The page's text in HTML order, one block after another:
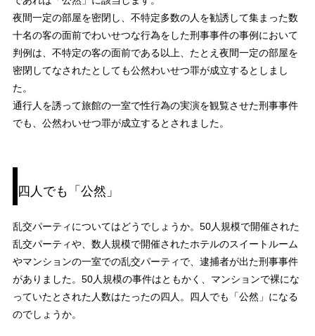
夜間一定の部屋を密閉し、不特定多数の人を勧誘して集まった数
十名の客の面前でわいせつな行為をした刑事事件の事例において
判例は、不特定の客の面前である以上、たとえ夜間一定の部屋を
密閉してなされたとしても公然わいせつ罪が成立するとしまし
た。
通行人を誘って旅館の一室で性行為の実演を観覧させた刑事事件
でも、公然わいせつ罪が成立するとされました。
四人でも「公然」
乱交パーティについてはどうでしょうか。50人規模で開催された
乱交パーティや、数人規模で開催されたホテルのスイートルーム
やマンションの一室での乱交パーティで、逮捕者が出た刑事事件
がありました。50人規模の事件はともかく、マンションで裸にな
っていたとされた人数はたったの四人。四人でも「公然」になる
のでしょうか。